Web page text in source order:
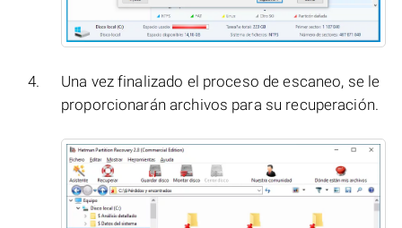
Una vez finalizado el proceso de escaneo, se le
proporcionarán archivos para su recuperación.